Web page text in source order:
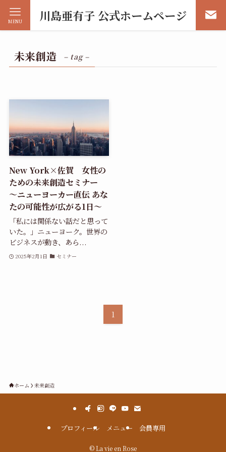
川島亜有子 公式ホームページ
MENU
未来創造 – tag –
New York×佐賀 女性の
ための未来創造セミナー
～ニューヨーカー直伝 あな
たの可能性が広がる1日～
「私には関係ない話だと思って
いた。」ニューヨーク。世界の
ビジネスが動き、あら...
2025年2月1日 セミナー
1
ホーム 未来創造
プロフィール メニュー 会員専用
©La vie en Rose